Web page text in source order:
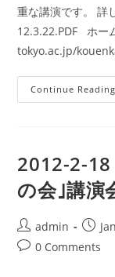
重な講演です。 詳
12.3.22.PDF ホー
tokyo.ac.jp/
Continue Reading
2012-2-18
の会｣講演
Post
author:
admin
Post
Post0 Comments